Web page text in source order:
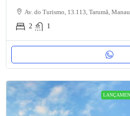
Av. do Turismo, 13.113, Tarumã,
2
1